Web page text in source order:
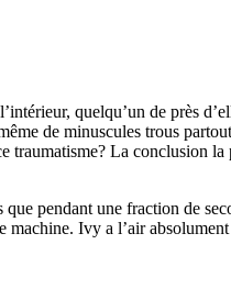
quelqu’un de près
de minuscules trous
La conclusion
pendant une fraction de
machine. Ivy a l’air